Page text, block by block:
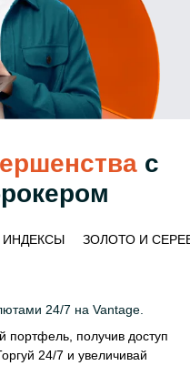
с
ИНДЕКСЫ ЗОЛОТО И
24/7 на Vantage.
портфель, получив доступ
24/7 и увеличивай